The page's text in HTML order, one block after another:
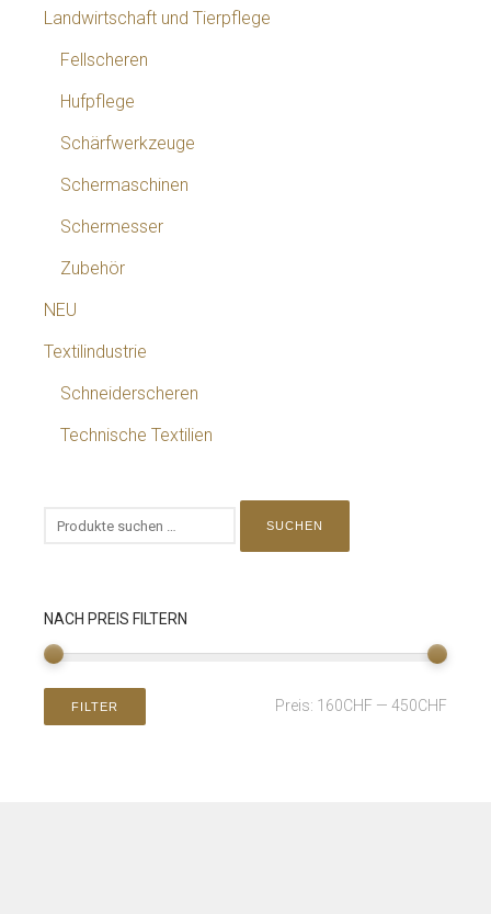
Landwirtschaft und Tierpflege
Fellscheren
Hufpflege
Schärfwerkzeuge
Schermaschinen
Schermesser
Zubehör
NEU
Textilindustrie
Schneiderscheren
Technische Textilien
SUCHEN
NACH PREIS FILTERN
FILTER Preis: 160CHF — 450CHF